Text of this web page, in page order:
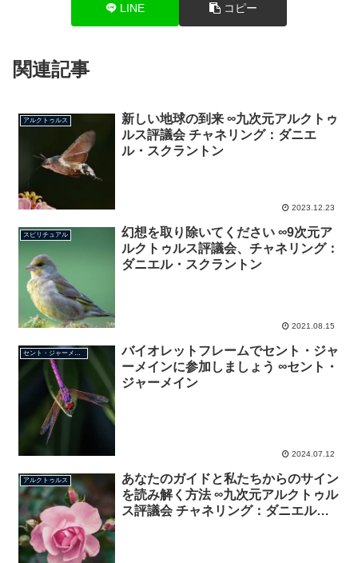
LINE コピー
関連記事
アルクトゥルス
新しい地球の到来 ∞九次元アルクトゥ
ルス評議会 チャネリング：ダニエ
ル・スクラントン
2023.12.23
スピリチュアル
幻想を取り除いてください ∞9次元ア
ルクトゥルス評議会、チャネリング：
ダニエル・スクラントン
2021.08.15
バイオレットフレームでセント・ジャ
ーメインに参加しましょう ∞セント・
ジャーメイン
2024.07.12
アルクトゥルス
あなたのガイドと私たちからのサイン
を読み解く方法 ∞九次元アルクトゥル
ス評議会 チャネリング：ダニエル・